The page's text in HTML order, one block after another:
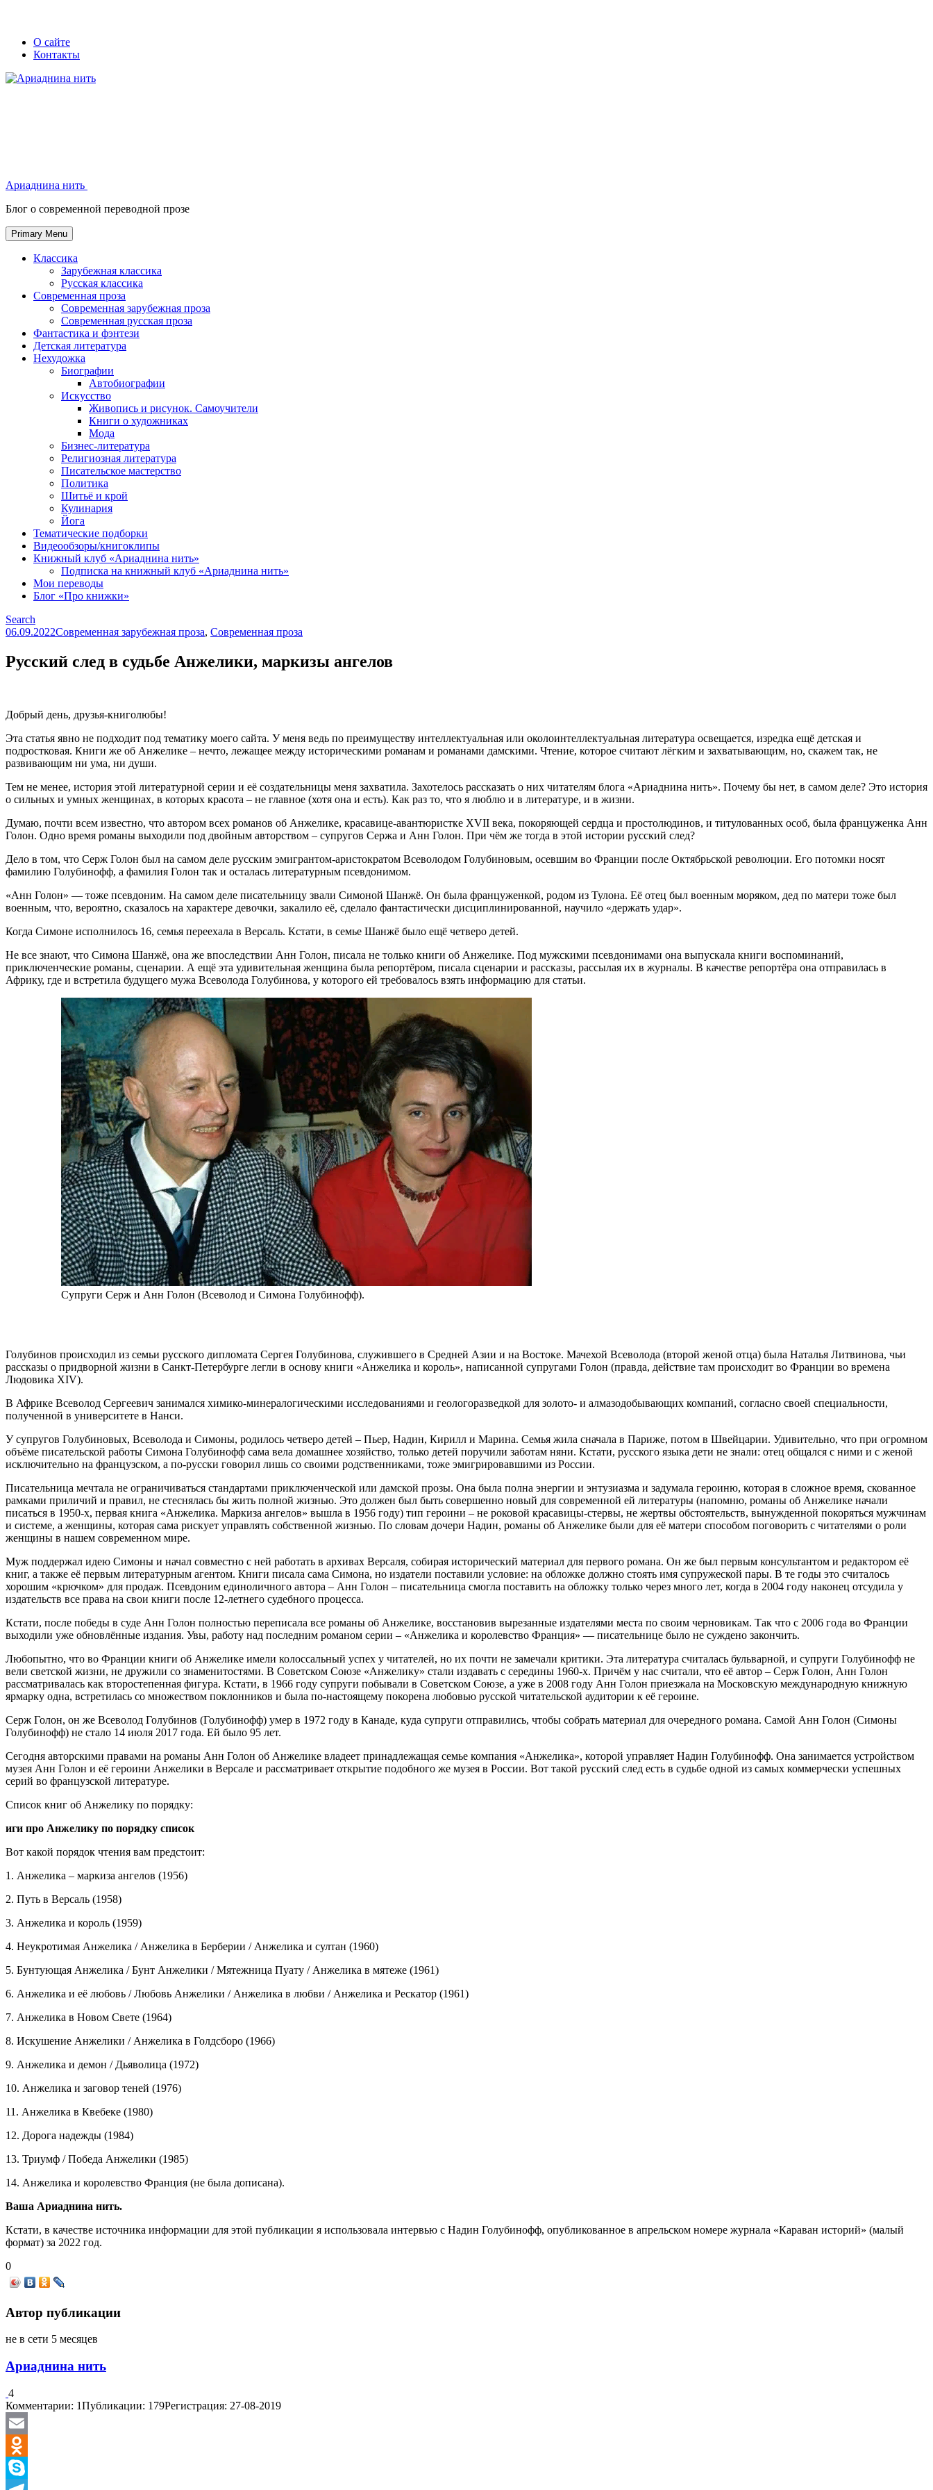
Skip
Secondary
left
navigation
Secondary
right
navigation
О сайте
Контакты
Ариаднина нить
Блог о современной переводной прозе
Primary Menu
Классика
Зарубежная классика
Русская классика
Современная проза
Современная зарубежная проза
Современная русская проза
Фантастика и фэнтези
Детская литература
Нехудожка
Биографии
Автобиографии
Искусство
Живопись и рисунок. Самоучители
Книги о художниках
Мода
Бизнес-литература
Религиозная литература
Писательское мастерство
Политика
Шитьё и крой
Кулинария
Йога
Тематические подборки
Видеообзоры/книгоклипы
Книжный клуб «Ариаднина нить»
Подписка на книжный клуб «Ариаднина нить»
Мои переводы
Блог «Про книжки»
Search
06.09.2022Современная зарубежная проза, Современная проза
Русский след в судьбе Анжелики, маркизы ангелов
Добрый день, друзья-книголюбы!
Эта статья явно не подходит под тематику моего сайта. У меня ведь по преимуществу интеллектуальная или околоинтеллектуальная литература освещается, изредка ещё детская и
подростковая. Книги же об Анжелике – нечто, лежащее между историческими романам и романами дамскими. Чтение, которое считают лёгким и захватывающим, но, скажем так, не
развивающим ни ума, ни души.
Тем не менее, история этой литературной серии и её создательницы меня захватила. Захотелось рассказать о них читателям блога «Ариаднина нить». Почему бы нет, в самом деле? Это история
о сильных и умных женщинах, в которых красота – не главное (хотя она и есть). Как раз то, что я люблю и в литературе, и в жизни.
Думаю, почти всем известно, что автором всех романов об Анжелике, красавице-авантюристке XVII века, покоряющей сердца и простолюдинов, и титулованных особ, была француженка Анн
Голон. Одно время романы выходили под двойным авторством – супругов Сержа и Анн Голон. При чём же тогда в этой истории русский след?
Дело в том, что Серж Голон был на самом деле русским эмигрантом-аристократом Всеволодом Голубиновым, осевшим во Франции после Октябрьской революции. Его потомки носят
фамилию Голубинофф, а фамилия Голон так и осталась литературным псевдонимом.
«Анн Голон» — тоже псевдоним. На самом деле писательницу звали Симоной Шанжё. Он была француженкой, родом из Тулона. Её отец был военным моряком, дед по матери тоже был
военным, что, вероятно, сказалось на характере девочки, закалило её, сделало фантастически дисциплинированной, научило «держать удар».
Когда Симоне исполнилось 16, семья переехала в Версаль. Кстати, в семье Шанжё было ещё четверо детей.
Не все знают, что Симона Шанжё, она же впоследствии Анн Голон, писала не только книги об Анжелике. Под мужскими псевдонимами она выпускала книги воспоминаний,
приключенческие романы, сценарии. А ещё эта удивительная женщина была репортёром, писала сценарии и рассказы, рассылая их в журналы. В качестве репортёра она отправилась в
Африку, где и встретила будущего мужа Всеволода Голубинова, у которого ей требовалось взять информацию для статьи.
Супруги Серж и Анн Голон (Всеволод и Симона Голубинофф).
Голубинов происходил из семьи русского дипломата Сергея Голубинова, служившего в Средней Азии и на Востоке. Мачехой Всеволода (второй женой отца) была Наталья Литвинова, чьи
рассказы о придворной жизни в Санкт-Петербурге легли в основу книги «Анжелика и король», написанной супругами Голон (правда, действие там происходит во Франции во времена
Людовика XIV).
В Африке Всеволод Сергеевич занимался химико-минералогическими исследованиями и геологоразведкой для золото- и алмазодобывающих компаний, согласно своей специальности,
полученной в университете в Нанси.
У супругов Голубиновых, Всеволода и Симоны, родилось четверо детей – Пьер, Надин, Кирилл и Марина. Семья жила сначала в Париже, потом в Швейцарии. Удивительно, что при огромном
объёме писательской работы Симона Голубинофф сама вела домашнее хозяйство, только детей поручили заботам няни. Кстати, русского языка дети не знали: отец общался с ними и с женой
исключительно на французском, а по-русски говорил лишь со своими родственниками, тоже эмигрировавшими из России.
Писательница мечтала не ограничиваться стандартами приключенческой или дамской прозы. Она была полна энергии и энтузиазма и задумала героиню, которая в сложное время, скованное
рамками приличий и правил, не стеснялась бы жить полной жизнью. Это должен был быть совершенно новый для современной ей литературы (напомню, романы об Анжелике начали
писаться в 1950-х, первая книга «Анжелика. Маркиза ангелов» вышла в 1956 году) тип героини – не роковой красавицы-стервы, не жертвы обстоятельств, вынужденной покоряться мужчинам
и системе, а женщины, которая сама рискует управлять собственной жизнью. По словам дочери Надин, романы об Анжелике были для её матери способом поговорить с читателями о роли
женщины в нашем современном мире.
Муж поддержал идею Симоны и начал совместно с ней работать в архивах Версаля, собирая исторический материал для первого романа. Он же был первым консультантом и редактором её
книг, а также её первым литературным агентом. Книги писала сама Симона, но издатели поставили условие: на обложке должно стоять имя супружеской пары. В те годы это считалось
хорошим «крючком» для продаж. Псевдоним единоличного автора – Анн Голон – писательница смогла поставить на обложку только через много лет, когда в 2004 году наконец отсудила у
издательств все права на свои книги после 12-летнего судебного процесса.
Кстати, после победы в суде Анн Голон полностью переписала все романы об Анжелике, восстановив вырезанные издателями места по своим черновикам. Так что с 2006 года во Франции
выходили уже обновлённые издания. Увы, работу над последним романом серии – «Анжелика и королевство Франция» — писательнице было не суждено закончить.
Любопытно, что во Франции книги об Анжелике имели колоссальный успех у читателей, но их почти не замечали критики. Эта литература считалась бульварной, и супруги Голубинофф не
вели светской жизни, не дружили со знаменитостями. В Советском Союзе «Анжелику» стали издавать с середины 1960-х. Причём у нас считали, что её автор – Серж Голон, Анн Голон
рассматривалась как второстепенная фигура. Кстати, в 1966 году супруги побывали в Советском Союзе, а уже в 2008 году Анн Голон приезжала на Московскую международную книжную
ярмарку одна, встретилась со множеством поклонников и была по-настоящему покорена любовью русской читательской аудитории к её героине.
Серж Голон, он же Всеволод Голубинов (Голубинофф) умер в 1972 году в Канаде, куда супруги отправились, чтобы собрать материал для очередного романа. Самой Анн Голон (Симоны
Голубинофф) не стало 14 июля 2017 года. Ей было 95 лет.
Сегодня авторскими правами на романы Анн Голон об Анжелике владеет принадлежащая семье компания «Анжелика», которой управляет Надин Голубинофф. Она занимается устройством
музея Анн Голон и её героини Анжелики в Версале и рассматривает открытие подобного же музея в России. Вот такой русский след есть в судьбе одной из самых коммерчески успешных
серий во французской литературе.
Список книг об Анжелику по порядку:
иги про Анжелику по порядку список
Вот какой порядок чтения вам предстоит:
1. Анжелика – маркиза ангелов (1956)
2. Путь в Версаль (1958)
3. Анжелика и король (1959)
4. Неукротимая Анжелика / Анжелика в Берберии / Анжелика и султан (1960)
5. Бунтующая Анжелика / Бунт Анжелики / Мятежница Пуату / Анжелика в мятеже (1961)
6. Анжелика и её любовь / Любовь Анжелики / Анжелика в любви / Анжелика и Рескатор (1961)
7. Анжелика в Новом Свете (1964)
8. Искушение Анжелики / Анжелика в Голдсборо (1966)
9. Анжелика и демон / Дьяволица (1972)
10. Анжелика и заговор теней (1976)
11. Анжелика в Квебеке (1980)
12. Дорога надежды (1984)
13. Триумф / Победа Анжелики (1985)
14. Анжелика и королевство Франция (не была дописана).
Ваша Ариаднина нить.
Кстати, в качестве источника информации для этой публикации я использовала интервью с Надин Голубинофф, опубликованное в апрельском номере журнала «Караван историй» (малый
формат) за 2022 год.
0
Автор публикации
не в сети 5 месяцев
Ариаднина нить
4
Комментарии: 1Публикации: 179Регистрация: 27-08-2019
Email
Odnoklassniki